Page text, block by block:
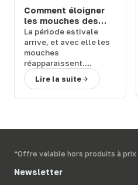
durables
, adaptées à
vos besoins.
Comment éloigner
les mouches des
chevaux et bovins
en prairie : solutions
efficaces
La période estivale
arrive, et avec elle les
mouches
réapparaissent.
Quelles sont les
conséquences de leur
solutions anti-mouche
pour protéger vos
Lire la suite
*Offre valable hors produits à prix
Newsletter